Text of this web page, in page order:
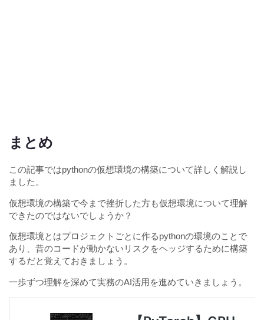
まとめ
この記事ではpythonの仮想環境の構築について詳しく解説し
ました。
仮想環境の構築で今まで挫折した方も仮想環境について理解
できたのではないでしょうか？
仮想環境とはプロジェクトごとに作るpythonの環境のことで
あり、昔のコードが動かないリスクをヘッジするために構築
するだと覚えておきましょう。
一歩ずつ理解を深めて実務のAI活用を進めていきましょう。